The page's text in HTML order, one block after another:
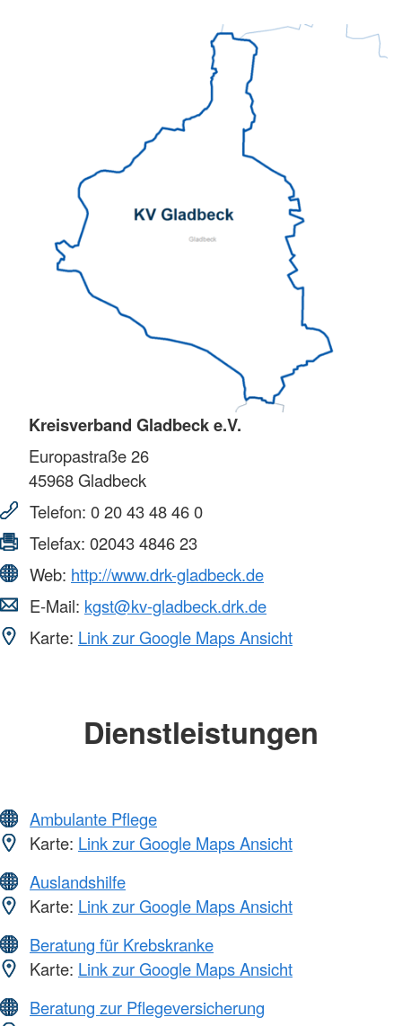
Kreisverband Gladbeck e.V.
Europastraße 26
45968Gladbeck
Telefon: 0 20 43 48 46 0
Telefax: 02043 4846 23
Web: http://www.drk-gladbeck.de
E-Mail: kgst@kv-gladbeck.drk.de
Karte: Link zur Google Maps Ansicht
Dienstleistungen
Ambulante Pflege
Karte: Link zur Google Maps Ansicht
Auslandshilfe
Karte: Link zur Google Maps Ansicht
Beratung für Krebskranke
Karte: Link zur Google Maps Ansicht
Beratung zur Pflegeversicherung